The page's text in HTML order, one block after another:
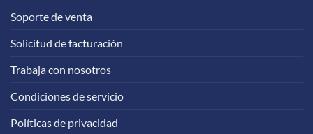
Soporte de venta
Solicitud de facturación
Trabaja con nosotros
Condiciones de servicio
Políticas de privacidad